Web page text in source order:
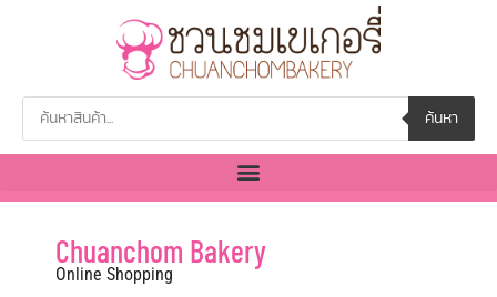
ค้นหา
Chuanchom Bakery
Online Shopping